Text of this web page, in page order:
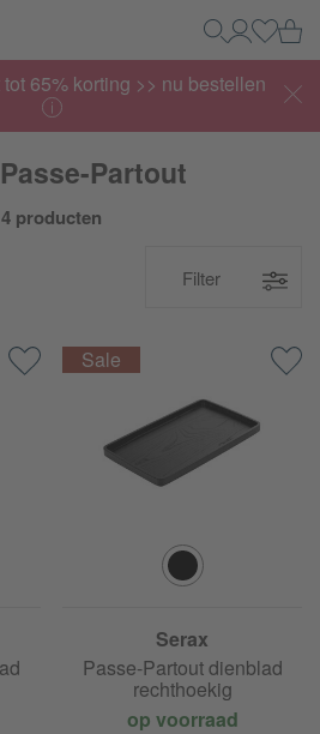
Zoeken
Mijn
tot 65% korting >> nu bestellen
Partout
4 producten
Filter
Serax
Passe-Partout dienblad
rechthoekig
op voorraad